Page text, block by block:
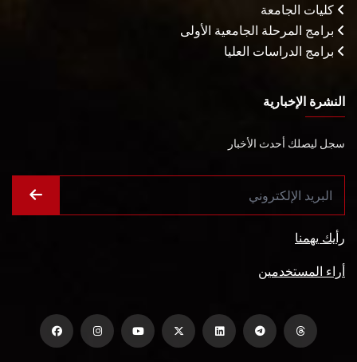
كليات الجامعة
برامج المرحلة الجامعية الأولى
برامج الدراسات العليا
النشرة الإخبارية
سجل ليصلك أحدث الأخبار
رأيك يهمنا
أراء المستخدمين